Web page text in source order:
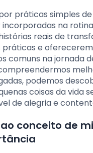
práticas simples
na
reais de
práticas e
comuns na jornada
podemos
coisas da vida
de alegria e
conceito de